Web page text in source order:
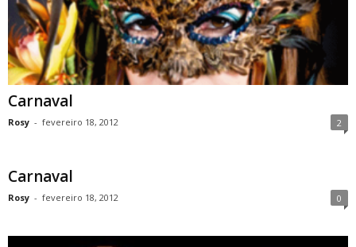
Carnaval
Rosy - fevereiro 18, 2012 2
Carnaval
Rosy - fevereiro 18, 2012 0